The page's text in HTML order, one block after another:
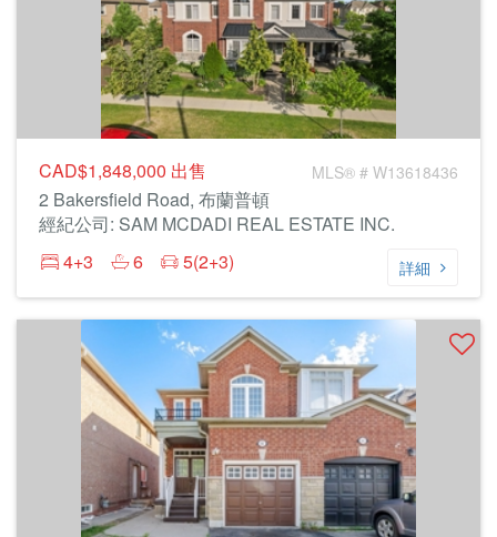
CAD$1,848,000 出售 MLS® # W13618436
2 Bakersfield Road, 布蘭普頓
經紀公司: SAM MCDADI REAL ESTATE INC.
4+3
6 5(2+3) 詳細